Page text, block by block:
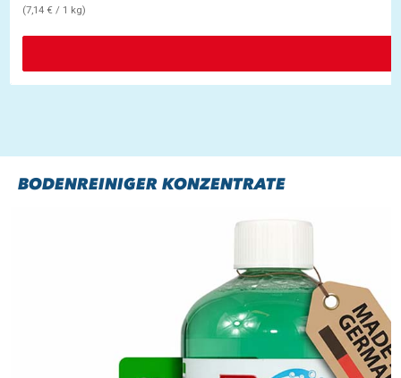
(7,14 € / 1 kg)
BODENREINIGER KONZENTRATE